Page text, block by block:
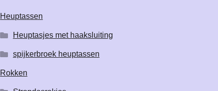
Heuptassen
Heuptasjes met haaksluiting
spijkerbroek heuptassen
Rokken